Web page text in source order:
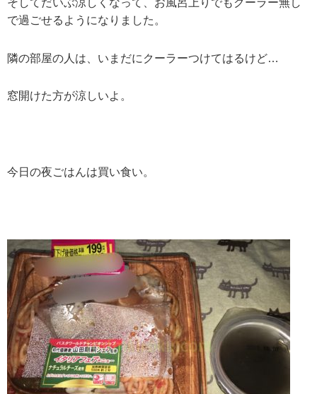
で過ごせるようになりました。
隣の部屋の人は、いまだにクーラーつけてはるけど…
窓開けた方が涼しいよ。
今日の夜ごはんは買い食い。